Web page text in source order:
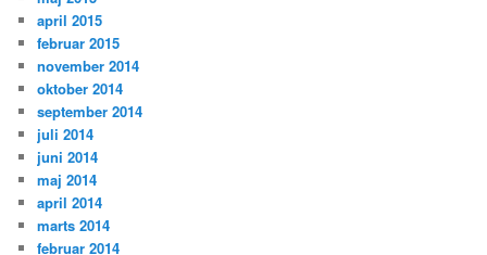
april 2015
februar 2015
november 2014
oktober 2014
september 2014
juli 2014
juni 2014
maj 2014
april 2014
marts 2014
februar 2014